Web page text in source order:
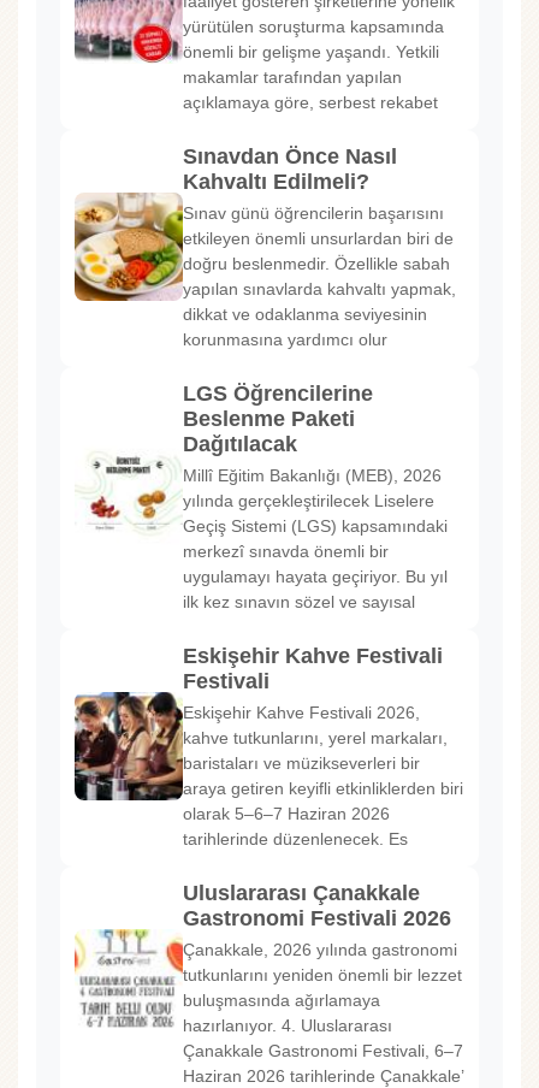
yürütülen soruşturma kapsamında
önemli bir gelişme yaşandı. Yetkili
makamlar tarafından yapılan
açıklamaya göre, serbest rekabet
Sınavdan Önce Nasıl
Kahvaltı Edilmeli?
Sınav günü öğrencilerin başarısını
etkileyen önemli unsurlardan biri de
doğru beslenmedir. Özellikle sabah
yapılan sınavlarda kahvaltı yapmak,
dikkat ve odaklanma seviyesinin
korunmasına yardımcı olur
LGS Öğrencilerine
Beslenme Paketi
Dağıtılacak
Millî Eğitim Bakanlığı (MEB), 2026
yılında gerçekleştirilecek Liselere
Geçiş Sistemi (LGS) kapsamındaki
merkezî sınavda önemli bir
uygulamayı hayata geçiriyor. Bu yıl
ilk kez sınavın sözel ve sayısal
Eskişehir Kahve Festivali
Festivali
Eskişehir Kahve Festivali 2026,
kahve tutkunlarını, yerel markaları,
baristaları ve müzikseverleri bir
araya getiren keyifli etkinliklerden biri
olarak 5–6–7 Haziran 2026
tarihlerinde düzenlenecek. Es
Uluslararası Çanakkale
Gastronomi Festivali 2026
Çanakkale, 2026 yılında gastronomi
tutkunlarını yeniden önemli bir lezzet
buluşmasında ağırlamaya
hazırlanıyor. 4. Uluslararası
Çanakkale Gastronomi Festivali, 6–7
Haziran 2026 tarihlerinde Çanakkale’